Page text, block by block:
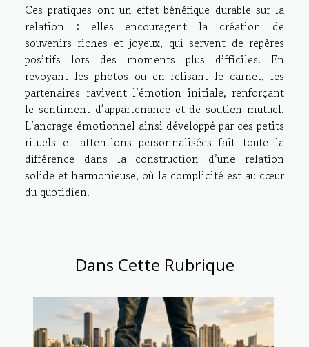
Ces pratiques ont un effet bénéfique durable sur la
relation : elles encouragent la création de
souvenirs riches et joyeux, qui servent de repères
positifs lors des moments plus difficiles. En
revoyant les photos ou en relisant le carnet, les
partenaires ravivent l’émotion initiale, renforçant
le sentiment d’appartenance et de soutien mutuel.
L’ancrage émotionnel ainsi développé par ces petits
rituels et attentions personnalisées fait toute la
différence dans la construction d’une relation
solide et harmonieuse, où la complicité est au cœur
du quotidien.
Dans Cette Rubrique